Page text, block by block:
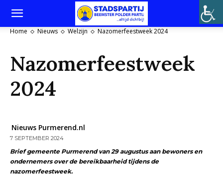
Home Nieuws Welzijn Nazomerfeestweek 2024
Nazomerfeestweek
2024
Nieuws Purmerend.nl
7 SEPTEMBER 2024
Brief gemeente Purmerend van 29 augustus aan bewoners en
ondernemers over de bereikbaarheid tijdens de
nazomerfeestweek.